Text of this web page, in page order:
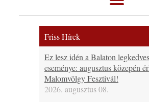
Friss Hírek
Ez lesz idén a Balaton
eseménye: augusztus közepén
Malomvölgy Fesztivál!
2026. augusztus 08.